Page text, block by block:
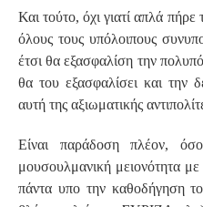
Και τούτο, όχι γιατί απλά
όλους τους υπόλοιπους
έτσι θα εξασφαλίση την
θα του εξασφαλίσει και την
αυτή της αξιωματικής
Είναι παράδοση πλέον,
μουσουλμανική μειονότητα
πάντα υπο την καθοδήγηση